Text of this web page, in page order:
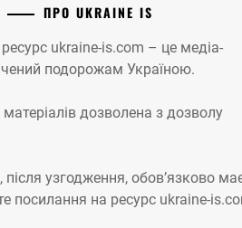
ПРО UKRAINE IS
ukraine-is.com – це медіа-
подорожам Україною.
матеріалів дозволена з дозволу
після узгодження, обов’язково
посилання на ресурс ukraine-